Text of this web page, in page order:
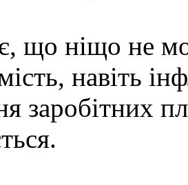
що ніщо не
навіть
заробітних